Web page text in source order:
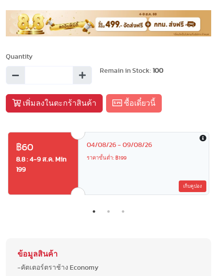
Quantity
Remain in Stock: 100
เพิ่มลงในตะกร้าสินค้า ซื้อเดี๋ยวนี้
฿60
8.8 : 4-9 ส.ค. Min
199
04/08/26 - 09/08/26
ราคาขั้นต่ำ: ฿199
เก็บคูปอง
ข้อมูลสินค้า
-คัตเตอร์ตราช้าง Economy